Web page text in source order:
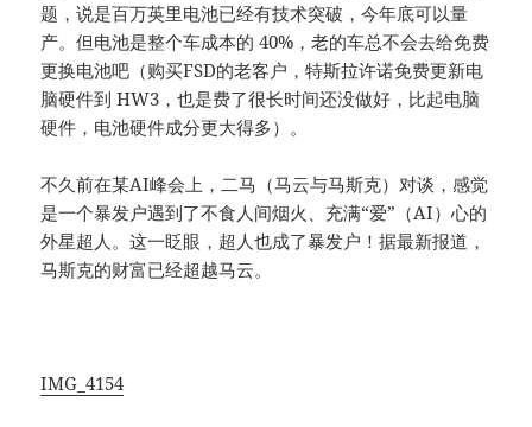
题，说是百万英里电池已经有技术突破，今年底可以量
产。但电池是整个车成本的 40%，老的车总不会去给免费
更换电池吧（购买FSD的老客户，特斯拉许诺免费更新电
脑硬件到 HW3，也是费了很长时间还没做好，比起电脑
硬件，电池硬件成分更大得多）。
不久前在某AI峰会上，二马（马云与马斯克）对谈，感觉
是一个暴发户遇到了不食人间烟火、充满“爱”（AI）心的
外星超人。这一眨眼，超人也成了暴发户！据最新报道，
马斯克的财富已经超越马云。
IMG_4154